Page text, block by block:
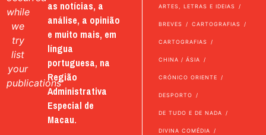
while
we
try
list
your
publications
as notícias, a
análise, a opinião
e muito mais, em
língua
portuguesa, na
Região
Administrativa
Especial de
Macau.
ARTES, LETRAS E IDEIAS
BREVES CARTOGRAFIAS
CARTOGRAFIAS
CHINA / ÁSIA
CRÓNICO ORIENTE
DESPORTO
DE TUDO E DE NADA
DIVINA COMÉDIA